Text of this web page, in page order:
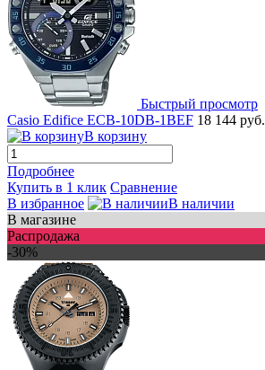
Быстрый просмотр
Casio Edifice ECB-10DB-1BEF 18 144 руб.
В корзину
Подробнее
Купить в 1 клик Сравнение
В избранное
В наличии
В магазине
Распродажа
-30%